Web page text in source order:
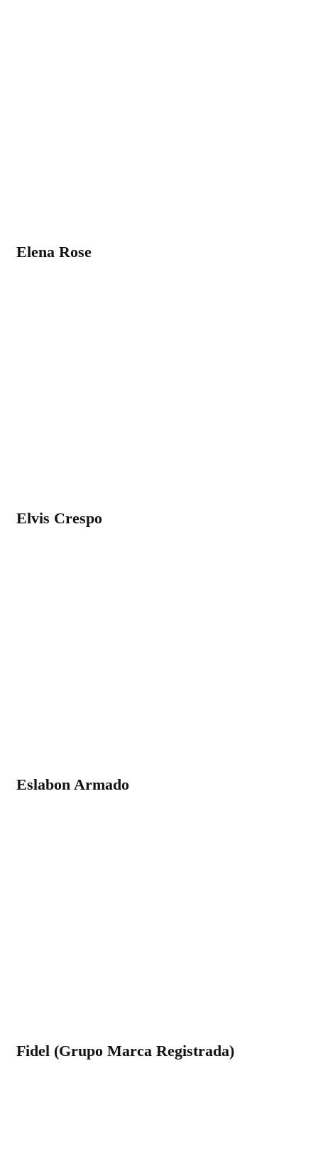
Elena Rose
Elvis Crespo
Eslabon Armado
Fidel (Grupo Marca Registrada)